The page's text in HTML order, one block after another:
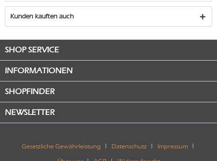
Kunden kauften auch
SHOP SERVICE
INFORMATIONEN
SHOPFINDER
NEWSLETTER
Gesetzliche Gewährleistung Datenschutz Impressum